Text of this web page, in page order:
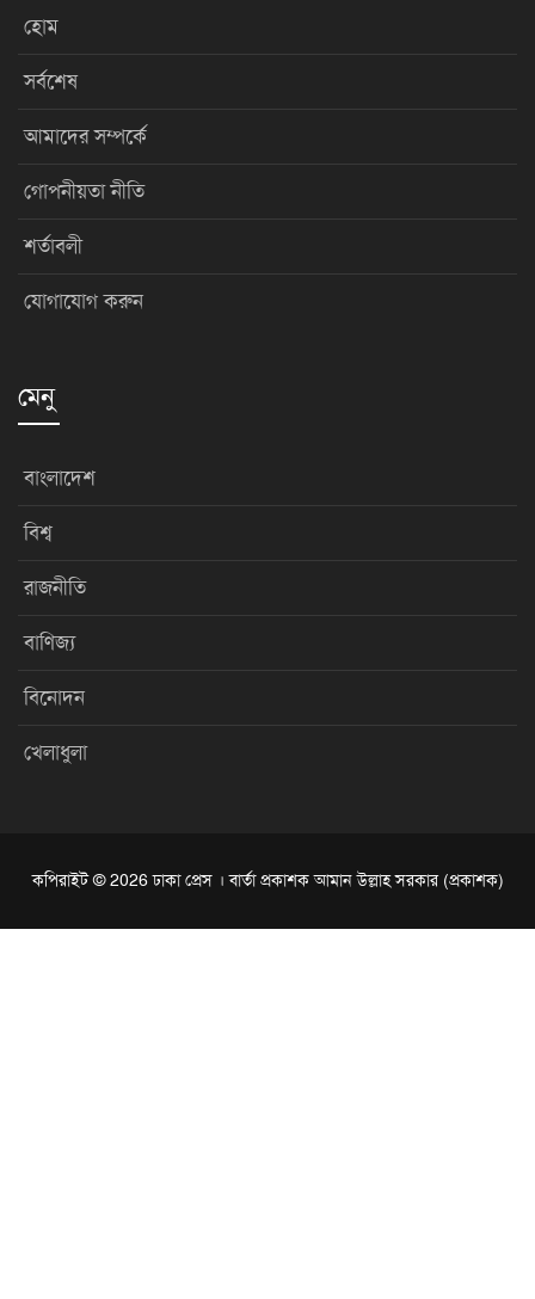
হোম
সর্বশেষ
আমাদের সম্পর্কে
গোপনীয়তা নীতি
শর্তাবলী
যোগাযোগ করুন
মেনু
বাংলাদেশ
বিশ্ব
রাজনীতি
বাণিজ্য
বিনোদন
খেলাধুলা
কপিরাইট © 2026 ঢাকা প্রেস । বার্তা প্রকাশক আমান উল্লাহ সরকার (প্রকাশক)